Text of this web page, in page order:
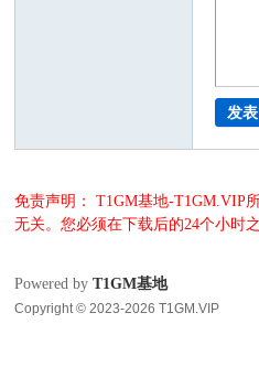
发
免责声明： T1GM基地-T1GM.VIP
无关。您必须在下载后的24个小时
Powered byT1GM基地
Copyright © 2023-2026 T1GM.VIP